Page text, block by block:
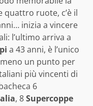
quattro ruote, c’è il
inizia a vincere
l’ultimo arriva a
a 43 anni, è l’unico
un punto per
più vincenti di
6
, 8Supercoppe